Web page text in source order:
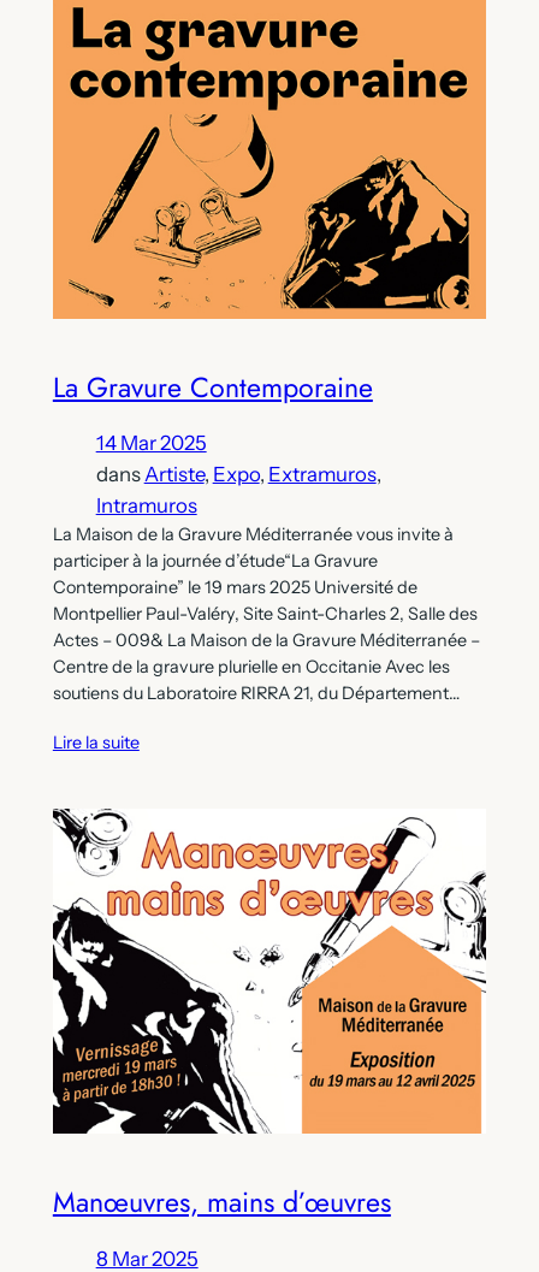
La Gravure Contemporaine
14 Mar 2025
dans Artiste, Expo, Extramuros
Intramuros
La Maison de la Gravure Méditerranée vous invite à
participer à la journée d’étude“La Gravure
Contemporaine” le 19 mars 2025 Université de
Montpellier Paul-Valéry, Site Saint-Charles 2, Salle des
Actes – 009& La Maison de la Gravure Méditerranée –
Centre de la gravure plurielle en Occitanie Avec les
soutiens du Laboratoire RIRRA 21, du Département…
Lire la suite
Manœuvres, mains d’œuvres
8 Mar 2025